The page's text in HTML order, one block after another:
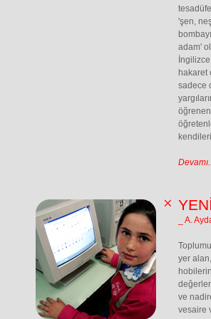
'şen,
adam'
hakaret
sadece
_ A.
yer
ve
vesaire